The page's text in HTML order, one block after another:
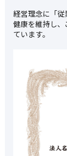
経営理念に「従
健康を維持し、
ています。